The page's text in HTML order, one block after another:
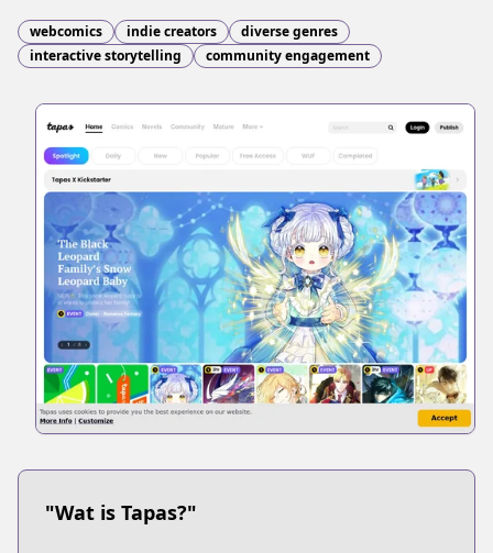
webcomics indie creators
diverse genres
interactive storytelling
community engagement
"Wat is Tapas?"